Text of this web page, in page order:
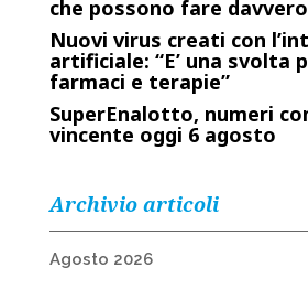
che possono fare
Nuovi virus creati con
artificiale: “E’ una svolta
farmaci e terapie”
SuperEnalotto, numeri
vincente oggi 6 agosto
Archivio articoli
Agosto 2026